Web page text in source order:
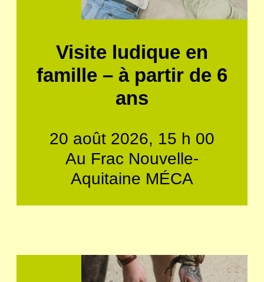
Visite ludique en
famille – à partir de 6
ans
20 août 2026, 15 h 00
Au Frac Nouvelle-
Aquitaine MÉCA